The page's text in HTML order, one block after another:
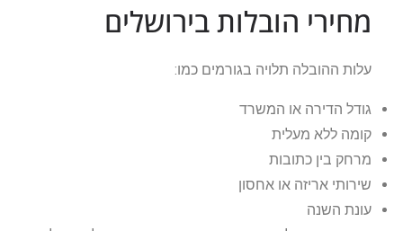
מחירי הובלות בירושלים
עלות ההובלה תלויה בגורמים כמו:
גודל הדירה או המשרד
קומה ללא מעלית
מרחק בין כתובות
שירותי אריזה או אחסון
עונת השנה